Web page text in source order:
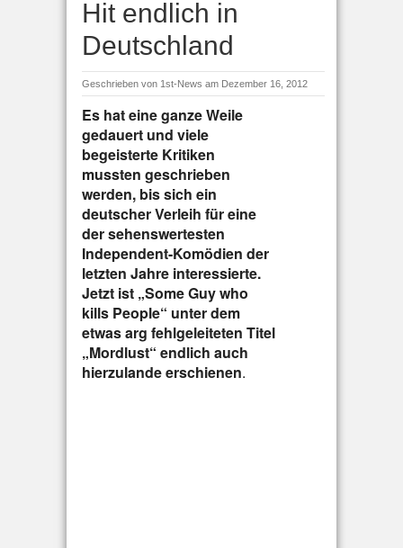
Hit endlich in
Deutschland
Geschrieben von 1st-News am Dezember 16, 2012
Es hat eine ganze Weile
gedauert und viele
begeisterte Kritiken
mussten geschrieben
werden, bis sich ein
deutscher Verleih für eine
der sehenswertesten
Independent-Komödien der
letzten Jahre interessierte.
Jetzt ist „Some Guy who
kills People“ unter dem
etwas arg fehlgeleiteten Titel
„Mordlust“ endlich auch
hierzulande erschienen.